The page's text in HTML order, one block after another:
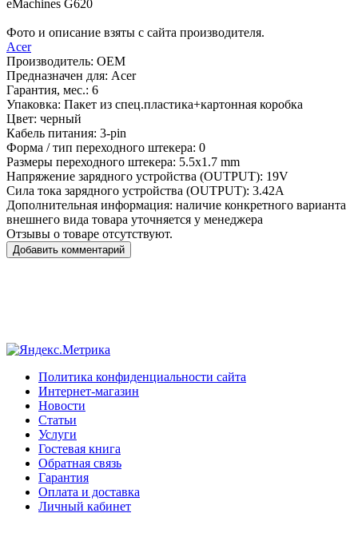
eMachines G620
Фото и описание взяты с сайта производителя.
Acer
Производитель: OEM
Предназначен для: Acer
Гарантия, мес.: 6
Упаковка: Пакет из спец.пластика+картонная коробка
Цвет: черный
Кабель питания: 3-pin
Форма / тип переходного штекера: 0
Размеры переходного штекера: 5.5x1.7 mm
Напряжение зарядного устройства (OUTPUT): 19V
Сила тока зарядного устройства (OUTPUT): 3.42A
Дополнительная информация: наличие конкретного варианта
внешнего вида товара уточняется у менеджера
Отзывы о товаре отсутствуют.
Добавить комментарий
Политика конфиденциальности сайта
Интернет-магазин
Новости
Статьи
Услуги
Гостевая книга
Обратная связь
Гарантия
Оплата и доставка
Личный кабинет